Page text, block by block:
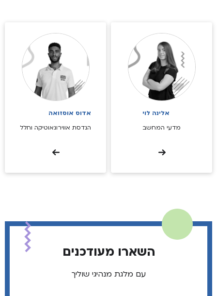
אלינה לוי
מדעי המחשב
אדוס אוסזואה
הנדסת אווירונאוטיקה וחלל
השארו מעודכנים
עם מלגת מנהיגי שוליך